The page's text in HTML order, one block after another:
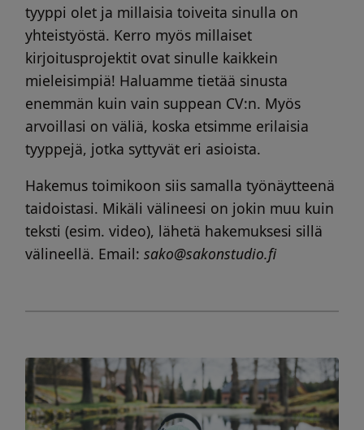
tyyppi olet ja millaisia toiveita sinulla on
yhteistyöstä. Kerro myös millaiset
kirjoitusprojektit ovat sinulle kaikkein
mieleisimpiä! Haluamme tietää sinusta
enemmän kuin vain suppean CV:n. Myös
arvoillasi on väliä, koska etsimme erilaisia
tyyppejä, jotka syttyvät eri asioista.
Hakemus toimikoon siis samalla työnäytteenä
taidoistasi. Mikäli välineesi on jokin muu kuin
teksti (esim. video), lähetä hakemuksesi sillä
välineellä. Email: sako@sakonstudio.fi